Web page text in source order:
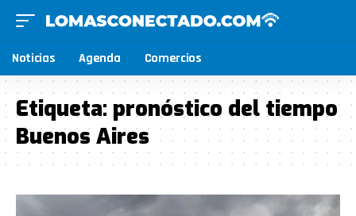
Noticias Agenda Comercios
Etiqueta:pronóstico del tiempo
Buenos Aires